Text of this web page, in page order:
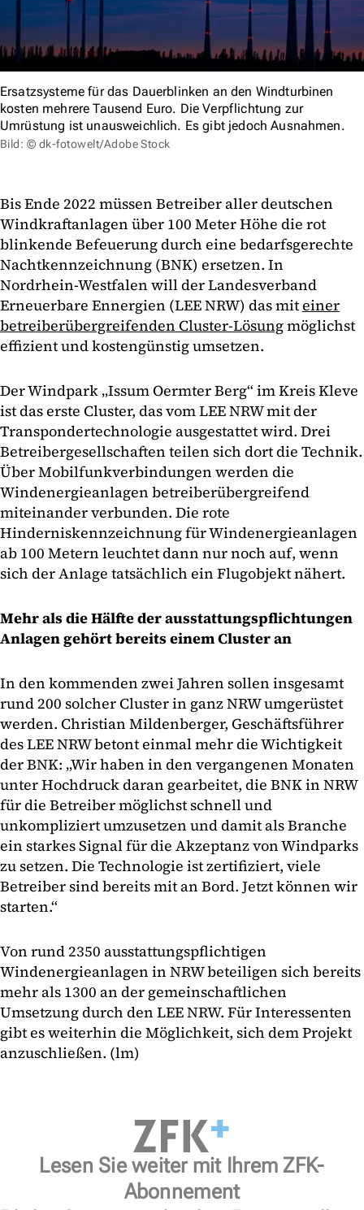
Ersatzsysteme für das Dauerblinken an den Windturbinen
kosten mehrere Tausend Euro. Die Verpflichtung zur
Umrüstung ist unausweichlich. Es gibt jedoch Ausnahmen.
Bild: © dk-fotowelt/Adobe Stock
Bis Ende 2022 müssen Betreiber aller deutschen
Windkraftanlagen über 100 Meter Höhe die rot
blinkende Befeuerung durch eine bedarfsgerechte
Nachtkennzeichnung (BNK) ersetzen. In
Nordrhein-Westfalen will der Landesverband
Erneuerbare Ennergien (LEE NRW) das miteiner
betreiberübergreifenden Cluster-Lösungmöglichst
effizient und kostengünstig umsetzen.
Der Windpark „Issum Oermter Berg“ im Kreis Kleve
ist das erste Cluster, das vom LEE NRW mit der
Transpondertechnologie ausgestattet wird. Drei
Betreibergesellschaften teilen sich dort die Technik.
Über Mobilfunkverbindungen werden die
Windenergieanlagen betreiberübergreifend
miteinander verbunden. Die rote
Hinderniskennzeichnung für Windenergieanlagen
ab 100 Metern leuchtet dann nur noch auf, wenn
sich der Anlage tatsächlich ein Flugobjekt nähert.
Mehr als die Hälfte der ausstattungspflichtungen
Anlagen gehört bereits einem Cluster an
In den kommenden zwei Jahren sollen insgesamt
rund 200 solcher Cluster in ganz NRW umgerüstet
werden. Christian Mildenberger, Geschäftsführer
des LEE NRW betont einmal mehr die Wichtigkeit
der BNK: „Wir haben in den vergangenen Monaten
unter Hochdruck daran gearbeitet, die BNK in NRW
für die Betreiber möglichst schnell und
unkompliziert umzusetzen und damit als Branche
ein starkes Signal für die Akzeptanz von Windparks
zu setzen. Die Technologie ist zertifiziert, viele
Betreiber sind bereits mit an Bord. Jetzt können wir
starten.“
Von rund 2350 ausstattungspflichtigen
Windenergieanlagen in NRW beteiligen sich bereits
mehr als 1300 an der gemeinschaftlichen
Umsetzung durch den LEE NRW. Für Interessenten
gibt es weiterhin die Möglichkeit, sich dem Projekt
anzuschließen. (lm)
Lesen Sie weiter mit Ihrem ZFK-
Abonnement